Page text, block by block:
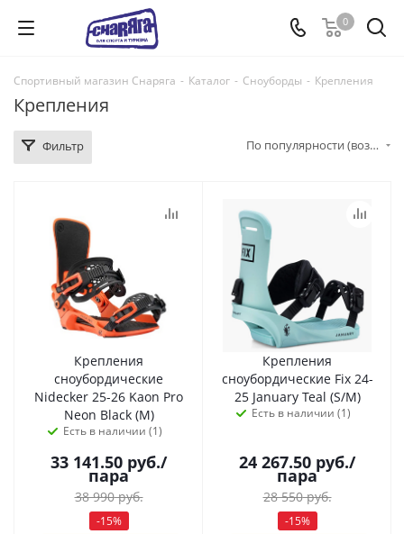
0
Спортивный магазин Снаряга - Каталог - Сноуборды - Крепления
Крепления
Фильтр По популярности (возрастание)
Крепления
сноубордические
Nidecker 25-26 Kaon Pro
Neon Black (M)
Есть в наличии (1)
33 141.50 руб./
пара
38 990руб.
-15%
Крепления
сноубордические Fix 24-
25 January Teal (S/M)
Есть в наличии (1)
24 267.50 руб./
пара
28 550руб.
-15%